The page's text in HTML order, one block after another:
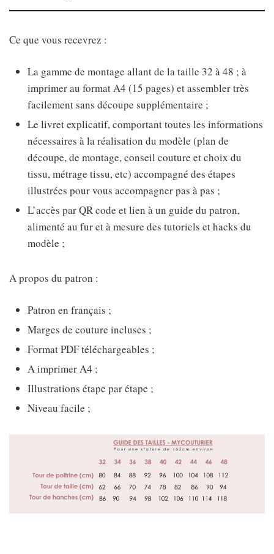
Ce que vous recevrez :
La gamme de montage allant de la taille 32 à 48 ; à
imprimer au format A4 (15 pages) et assembler très
facilement sans découpe supplémentaire ;
Le livret explicatif, comportant toutes les informations
nécessaires à la réalisation du modèle (plan de
découpe, de montage, conseil couture et choix du
tissu, métrage tissu, etc) accompagné des étapes
illustrées pour vous accompagner pas à pas ;
L’accès par QR code et lien à un guide du patron,
alimenté au fur et à mesure des tutoriels et hacks du
modèle ;
A propos du patron :
Patron en français ;
Marges de couture incluses ;
Format PDF téléchargeables ;
A imprimer A4 ;
Illustrations étape par étape ;
Niveau facile ;